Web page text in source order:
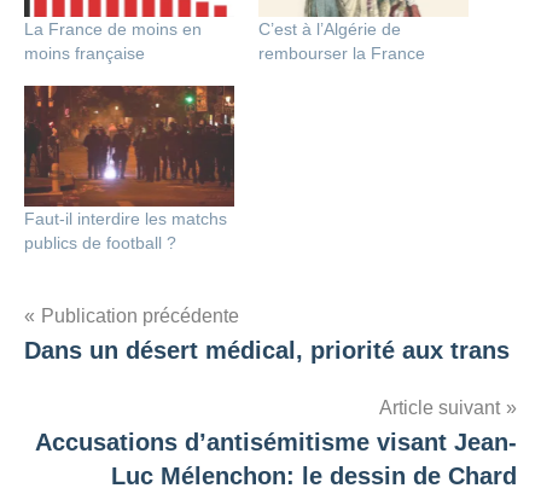
La France de moins en
moins française
C’est à l’Algérie de
rembourser la France
Faut-il interdire les matchs
publics de football ?
Navigation
de
Publication précédente
Dans un désert médical, priorité aux trans
Article suivant
Accusations d’antisémitisme visant Jean-
Luc Mélenchon: le dessin de Chard